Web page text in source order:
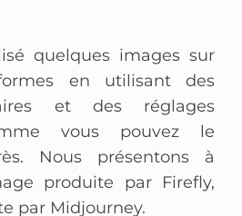
quelques images sur
en utilisant des
et des réglages
vous pouvez le
Nous présentons à
produite par Firefly,
par Midjourney.